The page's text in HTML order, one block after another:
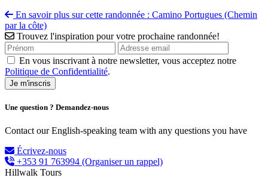
En savoir plus sur cette randonnée : Camino Portugues (Chemin
par la côte)
Trouvez l'inspiration pour votre prochaine randonnée!
En vous inscrivant à notre newsletter, vous acceptez notre
Politique de Confidentialité.
Une question ? Demandez-nous
Contact our English-speaking team with any questions you have
Écrivez-nous
+353 91 763994 (Organiser un rappel)
Hillwalk Tours